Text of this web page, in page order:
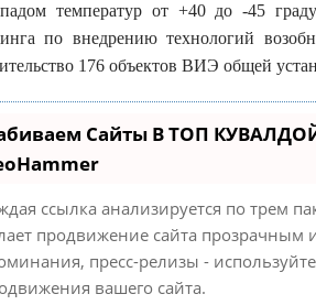
температур от +40 до -45
по внедрению технологий
176 объектов ВИЭ общей
Сайты В ТОП
ссылка анализируется по трем
продвижение сайта прозрачным
пресс-релизы -
вашего сайта.